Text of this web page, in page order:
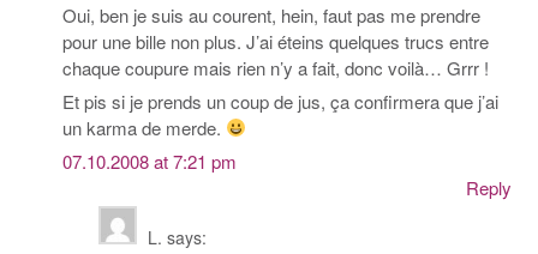
Oui, ben je suis au courent, hein, faut pas me prendre
pour une bille non plus. J’ai éteins quelques trucs entre
chaque coupure mais rien n’y a fait, donc voilà… Grrr !
Et pis si je prends un coup de jus, ça confirmera que j’ai
un karma de merde.
07.10.2008 at 7:21 pm
Reply
L. says: